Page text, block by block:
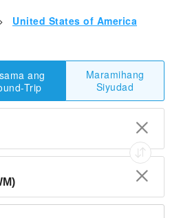
United States of America
ang
Trip
Maramihang
Siyudad